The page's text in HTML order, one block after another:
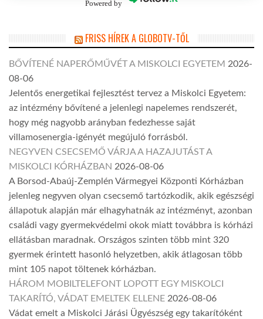
Powered by
FRISS HÍREK A GLOBOTV-TŐL
BŐVÍTENÉ NAPERŐMŰVÉT A MISKOLCI EGYETEM 2026-
08-06
Jelentős energetikai fejlesztést tervez a Miskolci Egyetem:
az intézmény bővítené a jelenlegi napelemes rendszerét,
hogy még nagyobb arányban fedezhesse saját
villamosenergia-igényét megújuló forrásból.
NEGYVEN CSECSEMŐ VÁRJA A HAZAJUTÁST A
MISKOLCI KÓRHÁZBAN 2026-08-06
A Borsod-Abaúj-Zemplén Vármegyei Központi Kórházban
jelenleg negyven olyan csecsemő tartózkodik, akik egészségi
állapotuk alapján már elhagyhatnák az intézményt, azonban
családi vagy gyermekvédelmi okok miatt továbbra is kórházi
ellátásban maradnak. Országos szinten több mint 320
gyermek érintett hasonló helyzetben, akik átlagosan több
mint 105 napot töltenek kórházban.
HÁROM MOBILTELEFONT LOPOTT EGY MISKOLCI
TAKARÍTÓ, VÁDAT EMELTEK ELLENE 2026-08-06
Vádat emelt a Miskolci Járási Ügyészség egy takarítóként